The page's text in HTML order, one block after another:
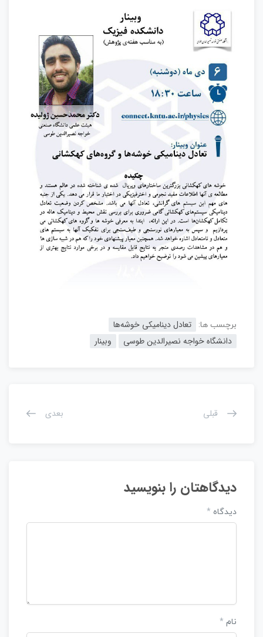
برچسب ها:
تعادل دینامیکی خوشه‌ها
دانشگاه خواجه نصیرالدین طوسی
وبینار
قبلی بعدی
دیدگاهتان را بنویسید
دیدگاه *
نام *